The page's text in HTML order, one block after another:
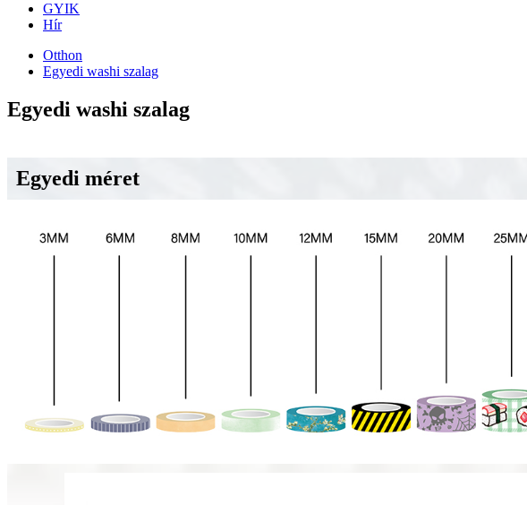
GYIK
Hír
Otthon
Egyedi washi szalag
Egyedi washi szalag
Egyedi méret